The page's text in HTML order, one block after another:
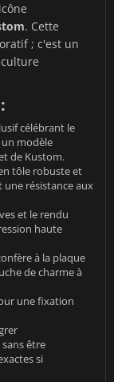
. Cette
; c'est un
célébrant le
un modèle
de Kustom.
tôle robuste et
résistance aux
et le rendu
haute
à la plaque
de charme à
une fixation
être
si